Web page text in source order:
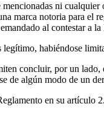
ni
marca notoria para el
al contestar
habiéndose
concluir, por un
de algún modo de un
en su artículo 2.